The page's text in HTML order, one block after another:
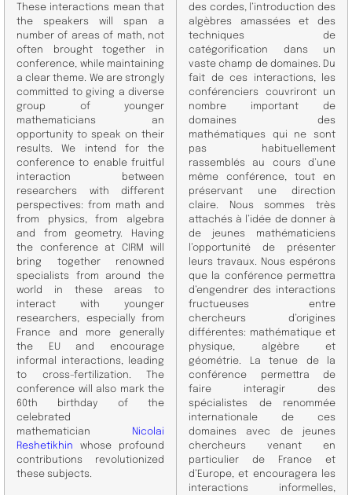
These interactions mean that
the speakers will span a
number of areas of math, not
often brought together in
conference, while maintaining
a clear theme. We are strongly
committed to giving a diverse
group of younger
mathematicians an
opportunity to speak on their
results. We intend for the
conference to enable fruitful
interaction between
researchers with different
perspectives: from math and
from physics, from algebra
and from geometry. Having
the conference at CIRM will
bring together renowned
specialists from around the
world in these areas to
interact with younger
researchers, especially from
France and more generally
the EU and encourage
informal interactions, leading
to cross-fertilization. The
conference will also mark the
60th birthday of the
celebrated
mathematician
Nicolai
Reshetikhin whose profound
contributions revolutionized
these subjects.
des cordes, l’introduction des
algèbres amassées et des
techniques de
catégorification dans un
vaste champ de domaines. Du
fait de ces interactions, les
conférenciers couvriront un
nombre important de
domaines des
mathématiques qui ne sont
pas habituellement
rassemblés au cours d’une
même conférence, tout en
préservant une direction
claire. Nous sommes très
attachés à l’idée de donner à
de jeunes mathématiciens
l’opportunité de présenter
leurs travaux. Nous espérons
que la conférence permettra
d’engendrer des interactions
fructueuses entre
chercheurs d’origines
différentes: mathématique et
physique, algèbre et
géométrie. La tenue de la
conférence permettra de
faire interagir des
spécialistes de renommée
internationale de ces
domaines avec de jeunes
chercheurs venant en
particulier de France et
d’Europe, et encouragera les
interactions informelles,